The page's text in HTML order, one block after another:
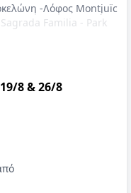
-Λόφος Montjuïc
Familia - Park
7, 22/7, 29/7 & 5/8,
με Aegean, διαμονή
περιηγήσεις,
Τιμές για
8 & 26/8